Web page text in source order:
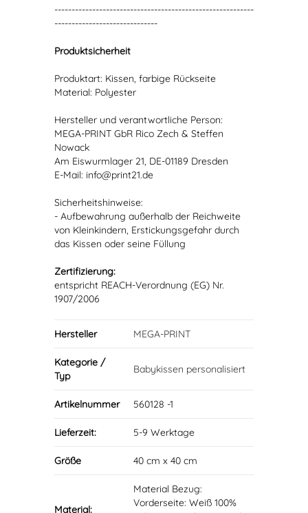
----------------------------------------------------------
------------------------------
Produktsicherheit
Produktart: Kissen, farbige Rückseite
Material: Polyester
Hersteller und verantwortliche Person:
MEGA-PRINT GbR Rico Zech & Steffen
Nowack
Am Eiswurmlager 21, DE-01189 Dresden
E-Mail: info@print21.de
Sicherheitshinweise:
- Aufbewahrung außerhalb der Reichweite
von Kleinkindern, Erstickungsgefahr durch
das Kissen oder seine Füllung
Zertifizierung:
entspricht REACH-Verordnung (EG) Nr.
1907/2006
Hersteller MEGA-PRINT
Kategorie /
Typ
Babykissen personalisiert
Artikelnummer 560128 -1
Lieferzeit: 5-9 Werktage
Größe 40 cm x 40 cm
Material:
Material Bezug:
Vorderseite: Weiß 100%